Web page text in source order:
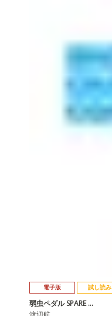
電子版 試し読み
弱虫ペダル SPARE …